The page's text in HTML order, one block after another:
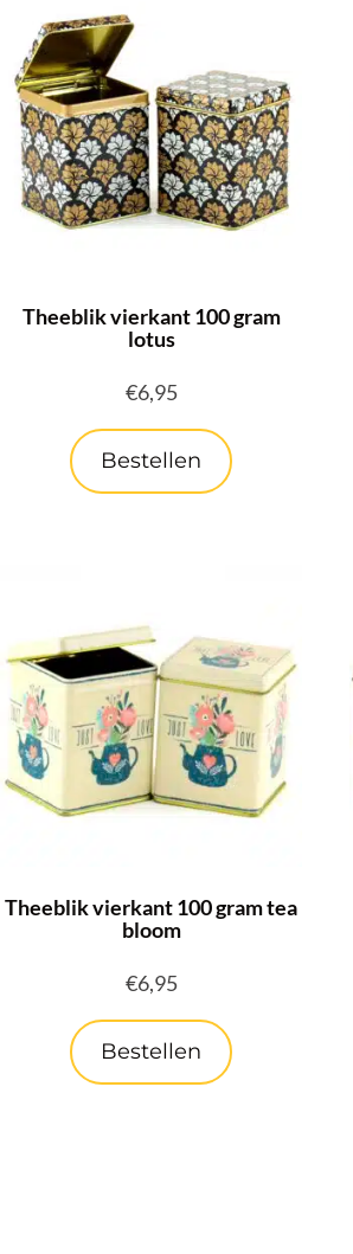
Theeblik vierkant 100 gram
lotus
€6,95
Bestellen
Theeblik vierkant 100 gram tea
bloom
€6,95
Bestellen